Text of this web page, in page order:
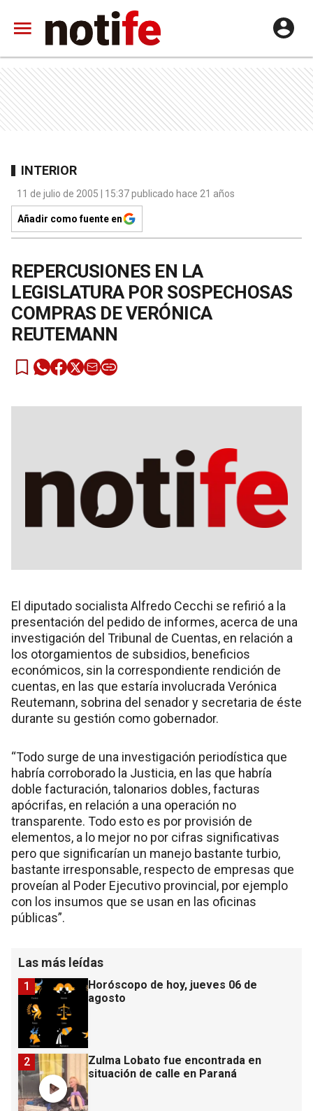
INTERIOR
11 de julio de 2005 | 15:37 publicado hace 21 años
Añadir como fuente en
REPERCUSIONES EN LA
LEGISLATURA POR SOSPECHOSAS
COMPRAS DE VERÓNICA
REUTEMANN
El diputado socialista Alfredo Cecchi se refirió a la
presentación del pedido de informes, acerca de una
investigación del Tribunal de Cuentas, en relación a
los otorgamientos de subsidios, beneficios
económicos, sin la correspondiente rendición de
cuentas, en las que estaría involucrada Verónica
Reutemann, sobrina del senador y secretaria de éste
durante su gestión como gobernador.
“Todo surge de una investigación periodística que
habría corroborado la Justicia, en las que habría
doble facturación, talonarios dobles, facturas
apócrifas, en relación a una operación no
transparente. Todo esto es por provisión de
elementos, a lo mejor no por cifras significativas
pero que significarían un manejo bastante turbio,
bastante irresponsable, respecto de empresas que
proveían al Poder Ejecutivo provincial, por ejemplo
con los insumos que se usan en las oficinas
públicas”.
Las más leídas
Horóscopo de hoy, jueves 06 de
agosto
1
Zulma Lobato fue encontrada en
situación de calle en Paraná
2